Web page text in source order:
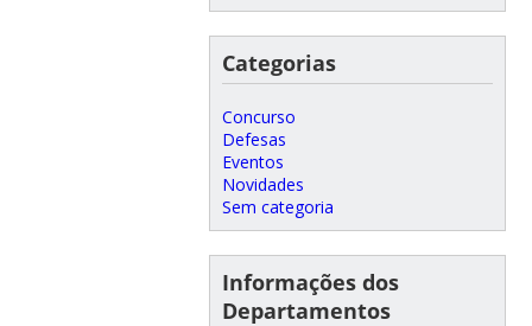
Categorias
Concurso
Defesas
Eventos
Novidades
Sem categoria
Informações dos
Departamentos